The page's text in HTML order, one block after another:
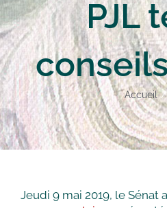
PJL
Accueil
Jeudi 9 mai 2019, le